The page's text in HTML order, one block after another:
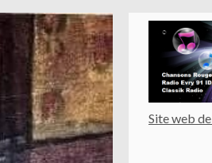
Site web